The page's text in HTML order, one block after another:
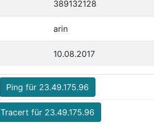
389132128
arin
10.08.2017
Ping für 23.49.175.96
Tracert für 23.49.175.96